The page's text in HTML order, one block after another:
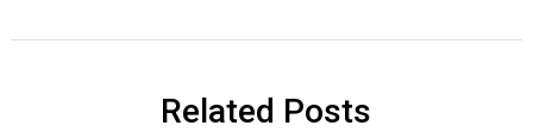
Related Posts